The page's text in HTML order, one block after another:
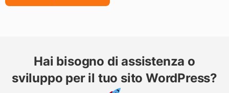
Hai bisogno di assistenza o
sviluppo per il tuo sito WordPress?